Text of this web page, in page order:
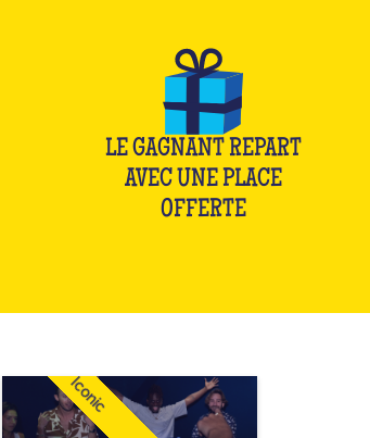
LE GAGNANT REPART
AVEC UNE PLACE
OFFERTE
Iconic